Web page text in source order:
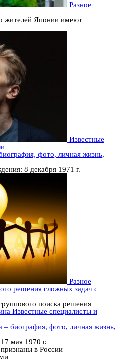
Разное
жителей Японии имеют
Известные
фото, личная жизнь,
8 декабря 1971 г.
Разное
решения сложных задач с
поиска решения
Известные специалисты и
биография, фото, личная жизнь,
мая 1970 г.
в России